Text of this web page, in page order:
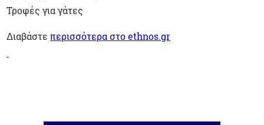
Τροφές για γάτες
Διαβάστεπερισσότερα στο ethnos.gr